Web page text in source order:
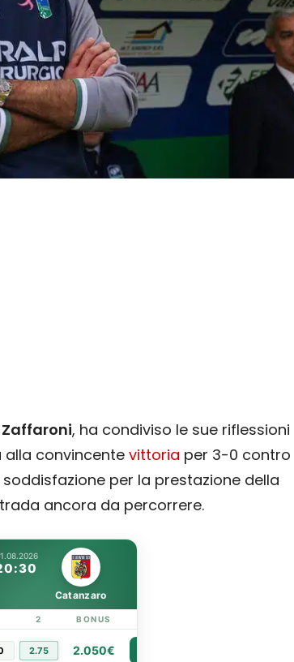
, ha condiviso le sue riflessioni
convincentevittoria per 3-0 contro
per la prestazione della
ancora da percorrere.
Catanzaro
2 BONUS
2.75 2.050€